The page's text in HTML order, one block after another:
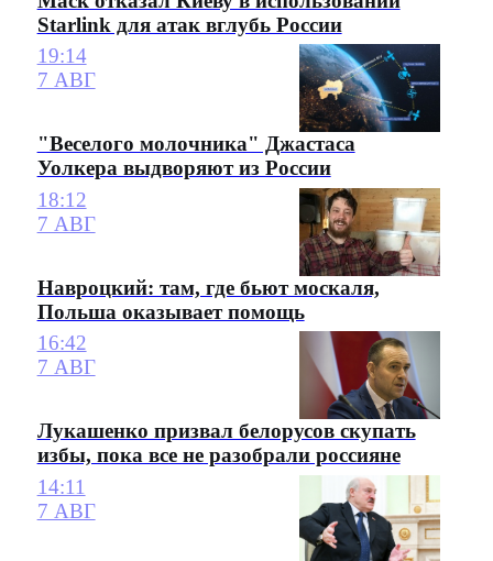
Starlink для атак вглубь России
19:14
7 АВГ
"Веселого молочника" Джастаса
Уолкера выдворяют из России
18:12
7 АВГ
Навроцкий: там, где бьют москаля,
Польша оказывает помощь
16:42
7 АВГ
Лукашенко призвал белорусов скупать
избы, пока все не разобрали россияне
14:11
7 АВГ